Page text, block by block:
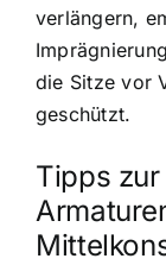
verlängern,
die Sitze vor
geschützt.
Tipps